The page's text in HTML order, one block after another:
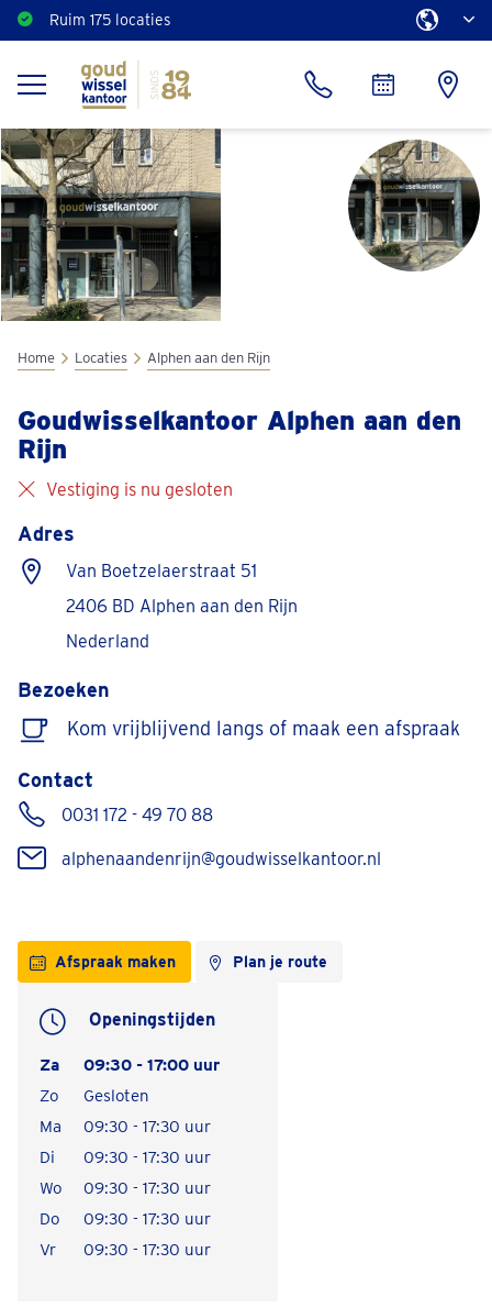
Ruim 175 locaties
Home Locaties Alphen aan den Rijn
Goudwisselkantoor Alphen aan den
Rijn
Vestiging is nu gesloten
Adres
Van Boetzelaerstraat 51
2406 BD Alphen aan den Rijn
Nederland
Bezoeken
Kom vrijblijvend langs of maak een afspraak
Contact
0031 172 - 49 70 88
alphenaandenrijn@goudwisselkantoor.nl
Afspraak maken Plan je route
Openingstijden
Za
09:30 - 17:00 uur
Zo
Gesloten
Ma
09:30 - 17:30 uur
Di
09:30 - 17:30 uur
Wo
09:30 - 17:30 uur
Do
09:30 - 17:30 uur
Vr
09:30 - 17:30 uur